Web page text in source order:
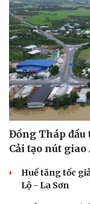
Đồng Tháp đầu
Cải tạo nút
Huế tăng tốc
Lộ - La Sơn